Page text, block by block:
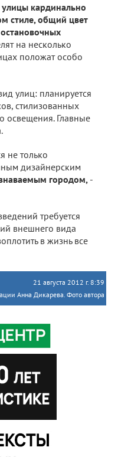
кардинально
стиле, общий цвет
на несколько
положат особо
улиц: планируется
стилизованных
освещения. Главные
не только
дизайнерским
городом, -
требуется
внешнего вида
в жизнь все
21 августа 2012 г. 8:39
Анна Дикарева. Фото автора